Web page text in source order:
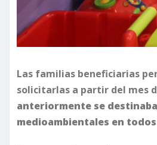
Las familias beneficiarias
solicitarlas a partir del mes
anteriormente se destinaba
medioambientales en